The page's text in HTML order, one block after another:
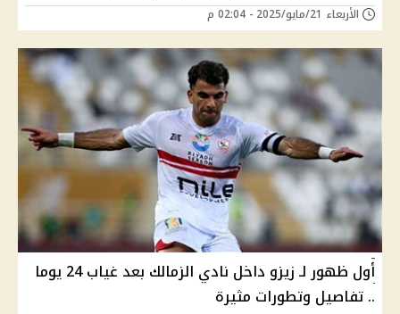
الأربعاء 21/مايو/2025 - 02:04 م
أول ظهور لـ زيزو داخل نادي الزمالك بعد غياب 24 يوما
.. تفاصيل وتطورات مثيرة